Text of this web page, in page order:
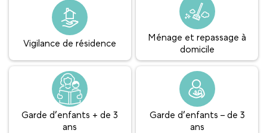
Vigilance de résidence
Ménage et repassage à
domicile
Garde d’enfants + de 3
ans
Garde d’enfants – de 3
ans